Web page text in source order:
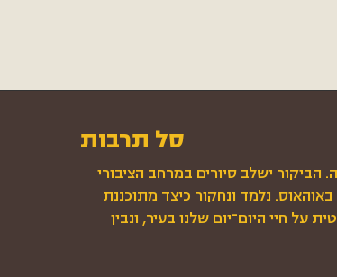
סל תרבות
הביקור ישלב סיורים במרחב הציבורי
נלמד ונחקור כיצד מתוכננת
על חיי היום־יום שלנו בעיר, ונבין